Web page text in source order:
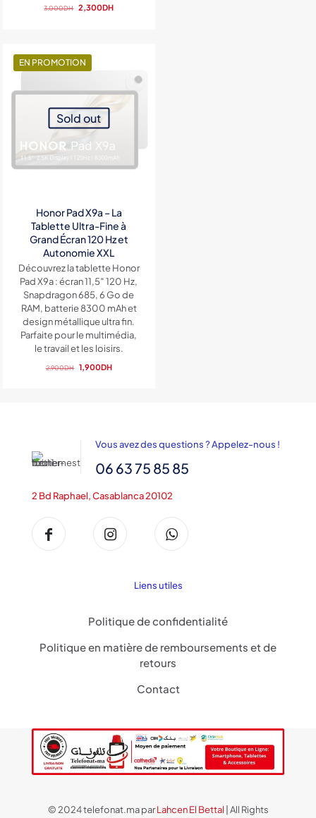
3,000DH Le
3,000DH.
2,300DHLe
EN PROMOTION
Sold out
Honor Pad X9a – La
Tablette Ultra-Fine à
Grand Écran 120 Hz et
Autonomie XXL
Découvrez la tablette Honor
Pad X9a : écran 11,5″ 120 Hz,
Snapdragon 685, 6 Go de
RAM, batterie 8300 mAh et
design métallique ultra fin.
Parfaite pour le multimédia,
le travail et les loisirs.
2,900DH
Le
1,900DHLe
Vous avez des questions ? Appelez-nous !
06 63 75 85 85
2 Bd Raphael, Casablanca 20102
Liens utiles
Politique de confidentialité
Politique en matière de remboursements et de
retours
Contact
© 2024 telefonat.ma parLahcen El Bettal | All Rights